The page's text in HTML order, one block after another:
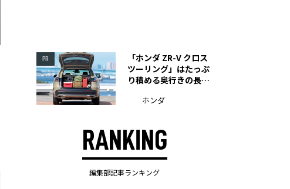
PR
「ホンダ ZR-V クロス
ツーリング」はたっぷ
り積める奥行きの長い
ホンダ
RANKING
編集部記事ランキング